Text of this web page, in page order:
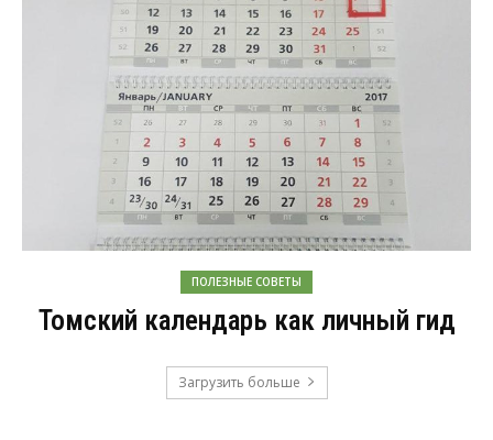
ПОЛЕЗНЫЕ СОВЕТЫ
Томский календарь как личный гид
Загрузить больше